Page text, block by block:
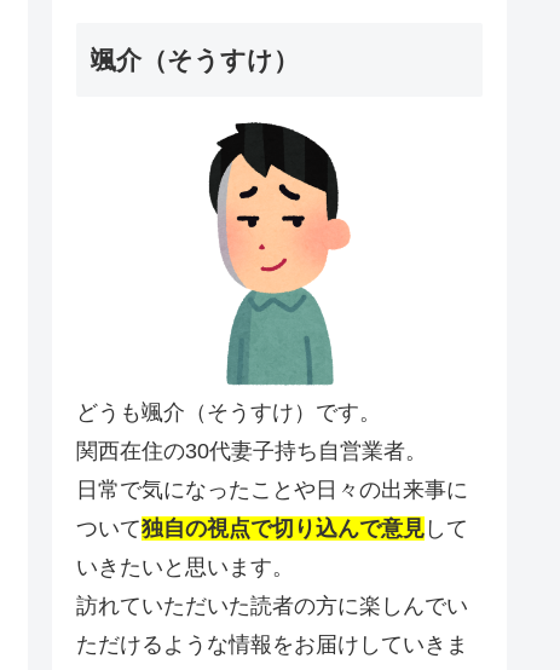
颯介（そうすけ）
どうも颯介（そうすけ）です。
関西在住の30代妻子持ち自営業者。
日常で気になったことや日々の出来事に
ついて独自の視点で切り込んで意見 して
いきたいと思います。
訪れていただいた読者の方に楽しんでい
ただけるような情報をお届けしていきま